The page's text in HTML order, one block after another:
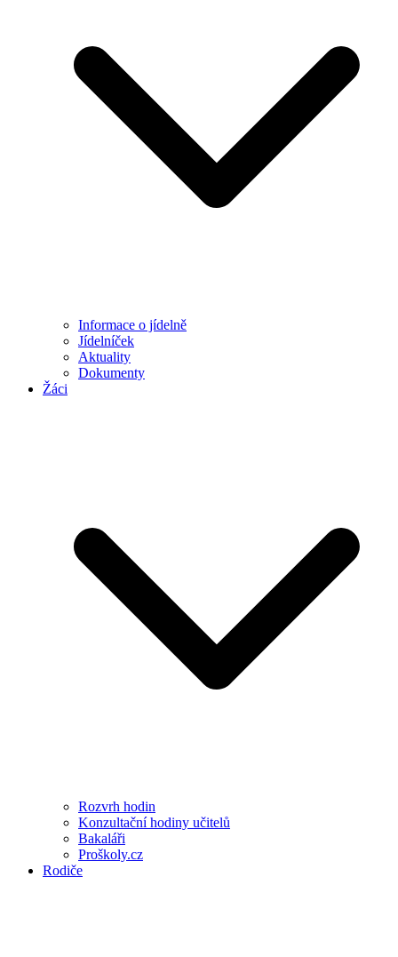
Informace o jídelně
Jídelníček
Aktuality
Dokumenty
Žáci
Rozvrh hodin
Konzultační hodiny učitelů
Bakaláři
Proškoly.cz
Rodiče